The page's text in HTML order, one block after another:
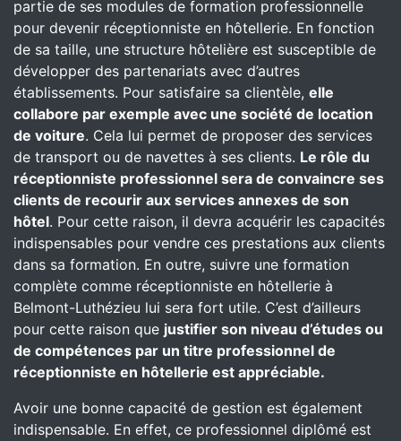
partie de ses modules de formation professionnelle
pour devenir réceptionniste en hôtellerie. En fonction
de sa taille, une structure hôtelière est susceptible de
développer des partenariats avec d’autres
établissements. Pour satisfaire sa clientèle, elle
collabore par exemple avec une société de location
de voiture. Cela lui permet de proposer des services
de transport ou de navettes à ses clients. Le rôle du
réceptionniste professionnel sera de convaincre ses
clients de recourir aux services annexes de son
hôtel. Pour cette raison, il devra acquérir les capacités
indispensables pour vendre ces prestations aux clients
dans sa formation. En outre, suivre une formation
complète comme réceptionniste en hôtellerie à
Belmont-Luthézieu lui sera fort utile. C’est d’ailleurs
pour cette raison que justifier son niveau d’études ou
de compétences par un titre professionnel de
réceptionniste en hôtellerie est appréciable.
Avoir une bonne capacité de gestion est également
indispensable. En effet, ce professionnel diplômé est